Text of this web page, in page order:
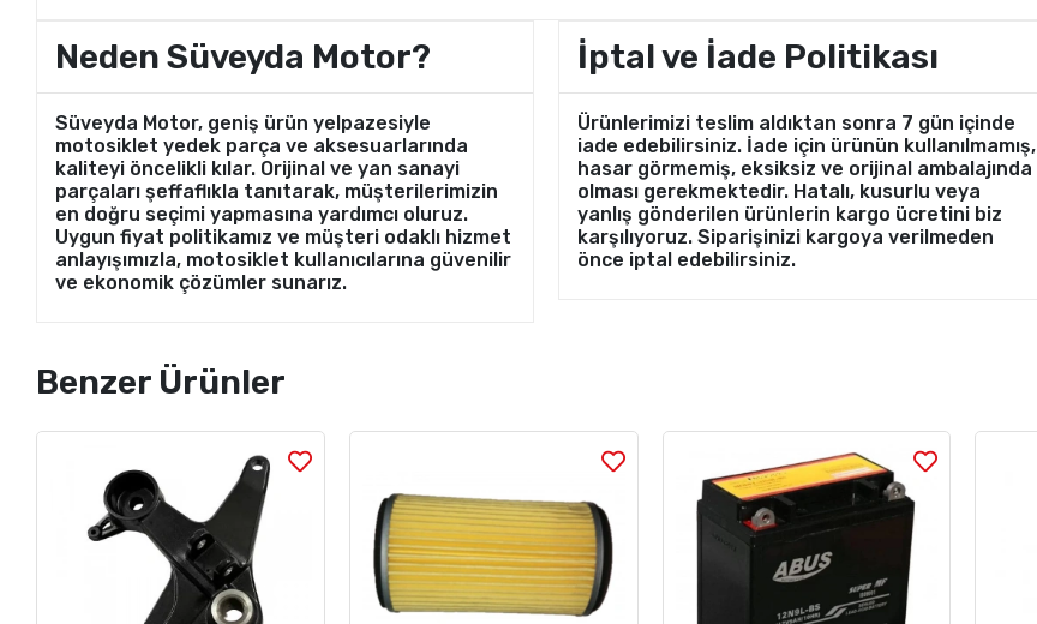
Neden Süveyda Motor?
Süveyda Motor, geniş ürün yelpazesiyle
motosiklet yedek parça ve aksesuarlarında
kaliteyi öncelikli kılar. Orijinal ve yan sanayi
parçaları şeffaflıkla tanıtarak, müşterilerimizin
en doğru seçimi yapmasına yardımcı oluruz.
Uygun fiyat politikamız ve müşteri odaklı hizmet
anlayışımızla, motosiklet kullanıcılarına güvenilir
ve ekonomik çözümler sunarız.
İptal ve İade Politikası
Ürünlerimizi teslim aldıktan sonra 7 gün içinde
iade edebilirsiniz. İade için ürünün kullanılmamış,
hasar görmemiş, eksiksiz ve orijinal ambalajında
olması gerekmektedir. Hatalı, kusurlu veya
yanlış gönderilen ürünlerin kargo ücretini biz
karşılıyoruz. Siparişinizi kargoya verilmeden
önce iptal edebilirsiniz.
Benzer Ürünler